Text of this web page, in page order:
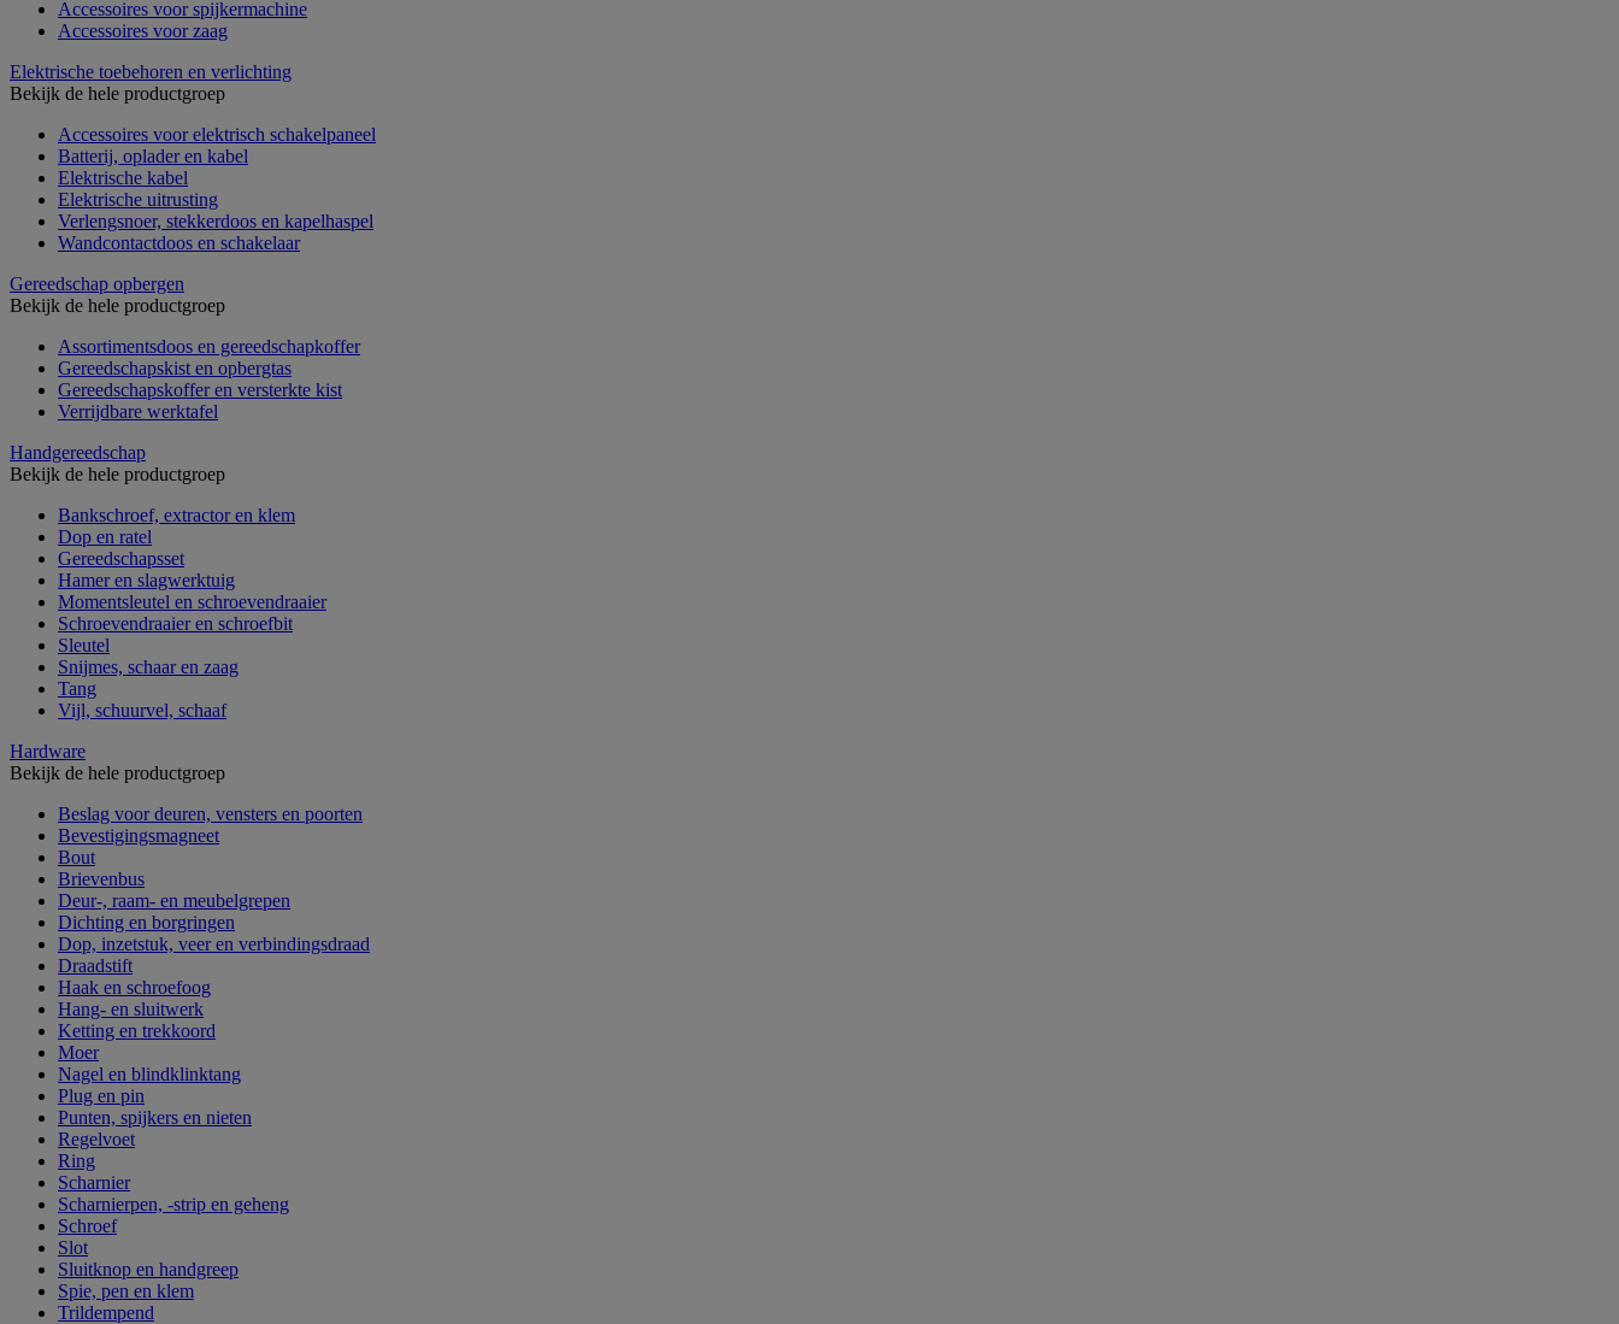
Accessoires voor spijkermachine
Accessoires voor zaag
Elektrische toebehoren en verlichting
Bekijk de hele productgroep
Accessoires voor elektrisch schakelpaneel
Batterij, oplader en kabel
Elektrische kabel
Elektrische uitrusting
Verlengsnoer, stekkerdoos en kapelhaspel
Wandcontactdoos en schakelaar
Gereedschap opbergen
Bekijk de hele productgroep
Assortimentsdoos en gereedschapkoffer
Gereedschapskist en opbergtas
Gereedschapskoffer en versterkte kist
Verrijdbare werktafel
Handgereedschap
Bekijk de hele productgroep
Bankschroef, extractor en klem
Dop en ratel
Gereedschapsset
Hamer en slagwerktuig
Momentsleutel en schroevendraaier
Schroevendraaier en schroefbit
Sleutel
Snijmes, schaar en zaag
Tang
Vijl, schuurvel, schaaf
Hardware
Bekijk de hele productgroep
Beslag voor deuren, vensters en poorten
Bevestigingsmagneet
Bout
Brievenbus
Deur-, raam- en meubelgrepen
Dichting en borgringen
Dop, inzetstuk, veer en verbindingsdraad
Draadstift
Haak en schroefoog
Hang- en sluitwerk
Ketting en trekkoord
Moer
Nagel en blindklinktang
Plug en pin
Punten, spijkers en nieten
Regelvoet
Ring
Scharnier
Scharnierpen, -strip en geheng
Schroef
Slot
Sluitknop en handgreep
Spie, pen en klem
Trildempend